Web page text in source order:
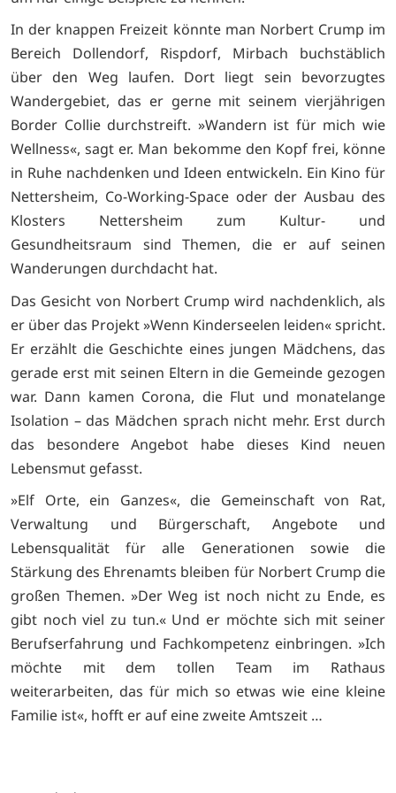
In der knappen Freizeit könnte man Norbert Crump im
Bereich Dollendorf, Rispdorf, Mirbach buchstäblich
über den Weg laufen. Dort liegt sein bevorzugtes
Wandergebiet, das er gerne mit seinem vierjährigen
Border Collie durchstreift. »Wandern ist für mich wie
Wellness«, sagt er. Man bekomme den Kopf frei, könne
in Ruhe nachdenken und Ideen entwickeln. Ein Kino für
Nettersheim, Co-Working-Space oder der Ausbau des
Klosters Nettersheim zum Kultur- und
Gesundheitsraum sind Themen, die er auf seinen
Wanderungen durchdacht hat.
Das Gesicht von Norbert Crump wird nachdenklich, als
er über das Projekt »Wenn Kinderseelen leiden« spricht.
Er erzählt die Geschichte eines jungen Mädchens, das
gerade erst mit seinen Eltern in die Gemeinde gezogen
war. Dann kamen Corona, die Flut und monatelange
Isolation – das Mädchen sprach nicht mehr. Erst durch
das besondere Angebot habe dieses Kind neuen
Lebensmut gefasst.
»Elf Orte, ein Ganzes«, die Gemeinschaft von Rat,
Verwaltung und Bürgerschaft, Angebote und
Lebensqualität für alle Generationen sowie die
Stärkung des Ehrenamts bleiben für Norbert Crump die
großen Themen. »Der Weg ist noch nicht zu Ende, es
gibt noch viel zu tun.« Und er möchte sich mit seiner
Berufserfahrung und Fachkompetenz einbringen. »Ich
möchte mit dem tollen Team im Rathaus
weiterarbeiten, das für mich so etwas wie eine kleine
Familie ist«, hofft er auf eine zweite Amtszeit …